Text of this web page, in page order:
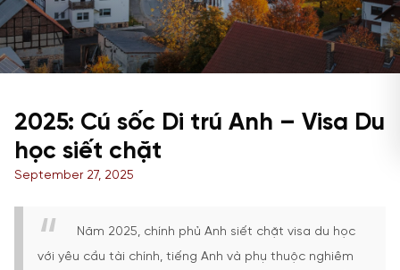
2025: Cú sốc Di trú Anh – Visa Du
học siết chặt
September 27, 2025
Năm 2025, chính phủ Anh siết chặt visa du học
với yêu cầu tài chính, tiếng Anh và phụ thuộc nghiêm